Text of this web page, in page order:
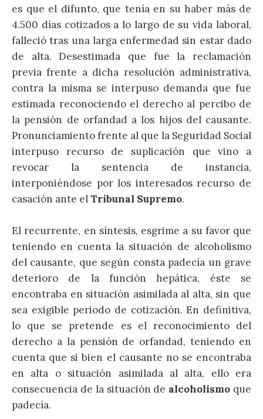
es que el difunto, que tenía en su haber más de
4.500 días cotizados a lo largo de su vida laboral,
falleció tras una larga enfermedad sin estar dado
de alta. Desestimada que fue la reclamación
previa frente a dicha resolución administrativa,
contra la misma se interpuso demanda que fue
estimada reconociendo el derecho al percibo de
la pensión de orfandad a los hijos del causante.
Pronunciamiento frente al que la Seguridad Social
interpuso recurso de suplicación que vino a
revocar la sentencia de instancia,
interponiéndose por los interesados recurso de
casación ante elTribunal Supremo.
El recurrente, en síntesis, esgrime a su favor que
teniendo en cuenta la situación de alcoholismo
del causante, que según consta padecía un grave
deterioro de la función hepática, éste se
encontraba en situación asimilada al alta, sin que
sea exigible periodo de cotización. En definitiva,
lo que se pretende es el reconocimiento del
derecho a la pensión de orfandad, teniendo en
cuenta que si bien el causante no se encontraba
en alta o situación asimilada al alta, ello era
consecuencia de la situación de alcoholismo que
padecía.